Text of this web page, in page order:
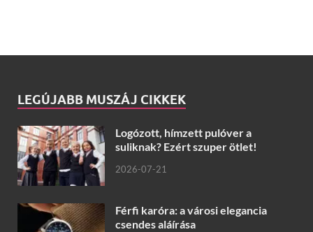
LEGÚJABB MUSZÁJ CIKKEK
Logózott, hímzett pulóver a
suliknak? Ezért szuper ötlet!
2026-07-21
Férfi karóra: a városi elegancia
csendes aláírása